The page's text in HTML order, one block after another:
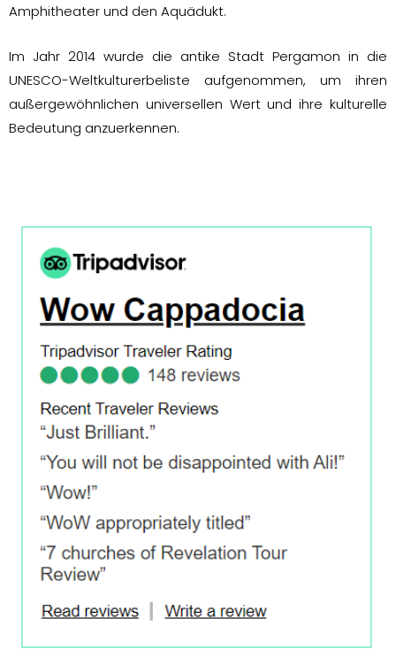
Amphitheater und den Aquädukt.
Im Jahr 2014 wurde die antike Stadt Pergamon in die
UNESCO-Weltkulturerbeliste aufgenommen, um ihren
außergewöhnlichen universellen Wert und ihre kulturelle
Bedeutung anzuerkennen.